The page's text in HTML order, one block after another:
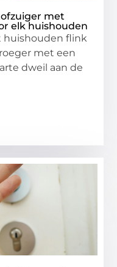
met
elk huishouden
huishouden flink
met een
dweil aan de